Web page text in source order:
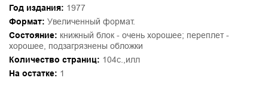
Год издания: 1977
Формат: Увеличенный формат.
Состояние: книжный блок - очень хорошее; переплет -
хорошее, подзагрязнены обложки
Количество страниц: 104с.,илл
На остатке: 1